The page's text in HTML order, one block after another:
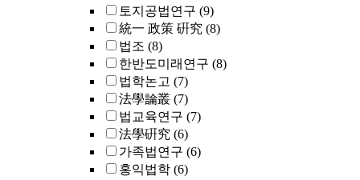
토지공법연구 (9)
統一 政策 硏究 (8)
법조 (8)
한반도미래연구 (8)
법학논고 (7)
法學論叢 (7)
법교육연구 (7)
法學硏究 (6)
가족법연구 (6)
홍익법학 (6)